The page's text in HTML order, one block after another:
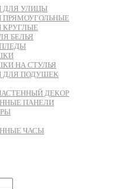
ДЛЯ УЛИЦЫ
ПРЯМОУГОЛЬНЫЕ
КРУГЛЫЕ
БЕЛЬЯ
НА СТУЛЬЯ
ДЛЯ ПОДУШЕК
ДЕКОР
ПАНЕЛИ
ЧАСЫ